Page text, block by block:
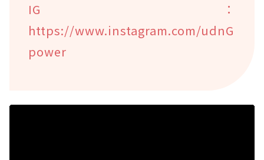
IG：
https://www.instagram.com/udnG
power